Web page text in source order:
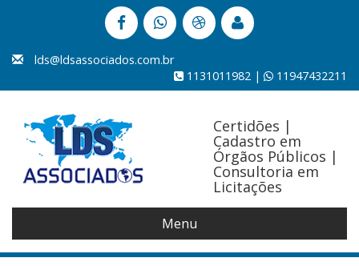
lds@ldsassociados.com.br
1131011982 |
11947432211
Certidões |
Cadastro em
Órgãos Públicos |
Consultoria em
Licitações
Menu